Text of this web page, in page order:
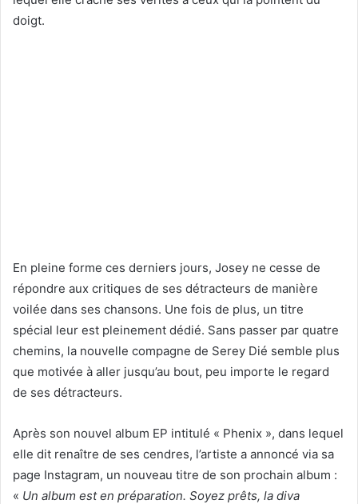
doigt.
En pleine forme ces derniers jours, Josey ne cesse de
répondre aux critiques de ses détracteurs de manière
voilée dans ses chansons. Une fois de plus, un titre
spécial leur est pleinement dédié. Sans passer par quatre
chemins, la nouvelle compagne de Serey Dié semble plus
que motivée à aller jusqu’au bout, peu importe le regard
de ses détracteurs.
Après son nouvel album EP intitulé « Phenix », dans lequel
elle dit renaître de ses cendres, l’artiste a annoncé via sa
page Instagram, un nouveau titre de son prochain album :
« Un album est en préparation. Soyez prêts, la diva